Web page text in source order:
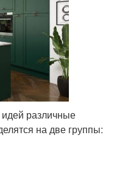
различные
на две группы: